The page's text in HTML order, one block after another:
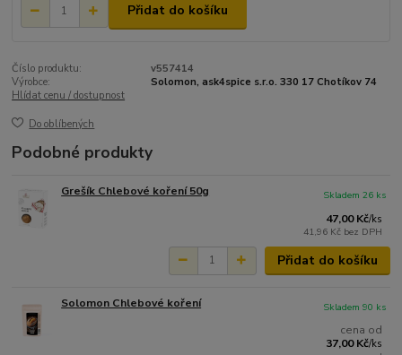
Přidat do košíku
Číslo produktu:
v557414
Výrobce:
Solomon, ask4spice s.r.o. 330 17 Chotíkov 74
Hlídat cenu / dostupnost
Do oblíbených
Podobné produkty
Grešík Chlebové koření 50g
47,00 Kč/ks
41,96 Kč bez DPH
Skladem 26 ks
Přidat do košíku
Solomon Chlebové koření
cena od
37,00 Kč/ks
Skladem 90 ks